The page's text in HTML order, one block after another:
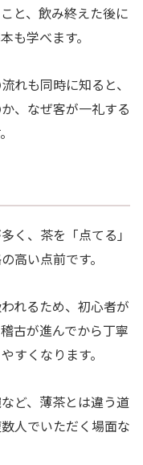
と、飲み終えた後に
も学べます。
れも同時に知ると、
、なぜ客が一礼する
く、茶を「点てる」
高い点前です。
れるため、初心者が
古が進んでから丁寧
すくなります。
ど、薄茶とは違う道
人でいただく場面な